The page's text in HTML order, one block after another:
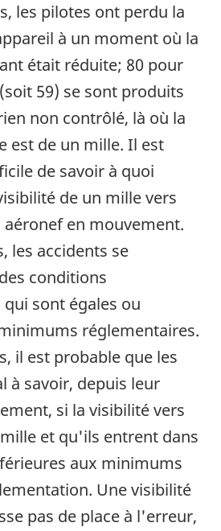
les pilotes ont perdu la
à un moment où la
était réduite; 80 pour
59) se sont produits
non contrôlé, là où la
est de un mille. Il est
de savoir à quoi
de un mille vers
en mouvement.
les accidents se
conditions
sont égales ou
réglementaires.
il est probable que les
à savoir, depuis leur
si la visibilité vers
et qu'ils entrent dans
aux minimums
Une visibilité
pas de place à l'erreur,